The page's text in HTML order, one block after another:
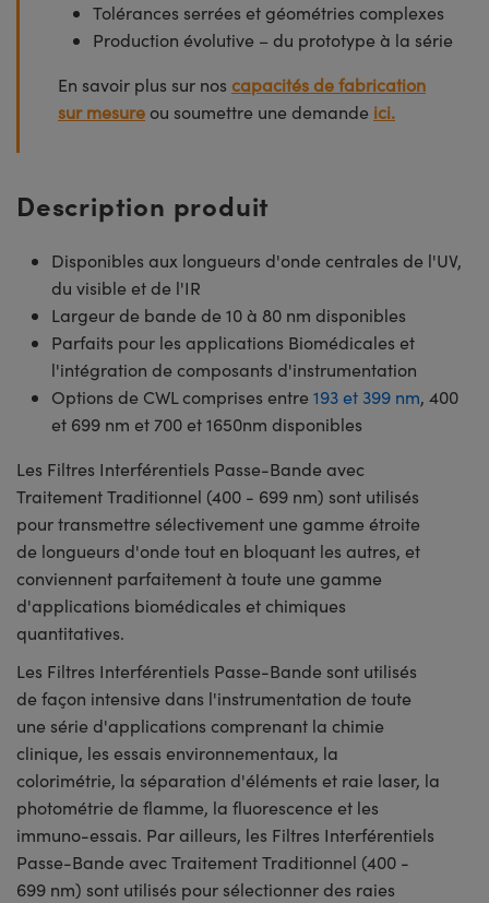
Tolérances serrées et géométries complexes
Production évolutive – du prototype à la série
En savoir plus sur nos capacités de fabrication
sur mesure ou soumettre une demande ici.
Description produit
Disponibles aux longueurs d'onde centrales de l'UV,
du visible et de l'IR
Largeur de bande de 10 à 80 nm disponibles
Parfaits pour les applications Biomédicales et
l'intégration de composants d'instrumentation
Options de CWL comprises entre193 et 399 nm, 400
et 699 nm et 700 et 1650nm disponibles
Les Filtres Interférentiels Passe-Bande avec
Traitement Traditionnel (400 - 699 nm) sont utilisés
pour transmettre sélectivement une gamme étroite
de longueurs d'onde tout en bloquant les autres, et
conviennent parfaitement à toute une gamme
d'applications biomédicales et chimiques
quantitatives.
Les Filtres Interférentiels Passe-Bande sont utilisés
de façon intensive dans l'instrumentation de toute
une série d'applications comprenant la chimie
clinique, les essais environnementaux, la
colorimétrie, la séparation d'éléments et raie laser, la
photométrie de flamme, la fluorescence et les
immuno-essais. Par ailleurs, les Filtres Interférentiels
Passe-Bande avec Traitement Traditionnel (400 -
699 nm) sont utilisés pour sélectionner des raies